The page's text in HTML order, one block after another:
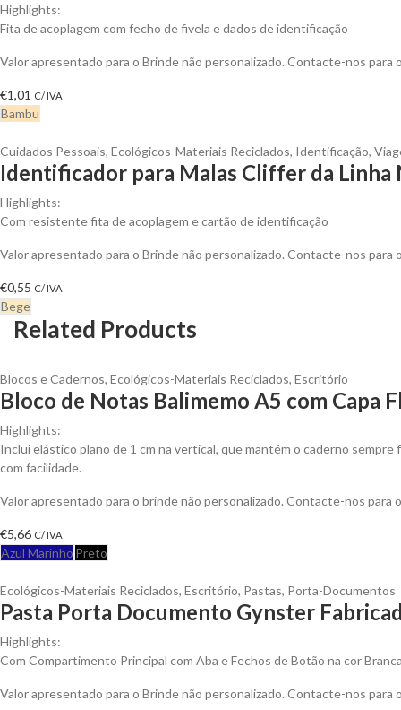
Highlights:
Fita de acoplagem com fecho de fivela e dados de identificação
Valor apresentado para o Brinde não personalizado. Contacte-nos
€1,01 C/ IVA
Bambu
Cuidados Pessoais, Ecológicos-Materiais Reciclados, Identificação,
Identificador para Malas Cliffer da Linha
Highlights:
Com resistente fita de acoplagem e cartão de identificação
Valor apresentado para o Brinde não personalizado. Contacte-nos
€0,55 C/ IVA
Bege
Related Products
Blocos e Cadernos, Ecológicos-Materiais Reciclados, Escritório
Bloco de Notas Balimemo A5 com Capa
Highlights:
Inclui elástico plano de 1 cm na vertical, que mantém o caderno
com facilidade.
Valor apresentado para o brinde não personalizado. Contacte-nos
€5,66 C/ IVA
Azul Marinho Preto
Ecológicos-Materiais Reciclados, Escritório, Pastas, Porta-Documentos
Pasta Porta Documento Gynster
Highlights:
Com Compartimento Principal com Aba e Fechos de Botão na cor
Valor apresentado para o Brinde não personalizado. Contacte-nos